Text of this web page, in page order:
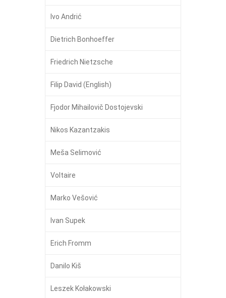
Ivo Andrić
Dietrich Bonhoeffer
Friedrich Nietzsche
Filip David (English)
Fjodor Mihailovič Dostojevski
Nikos Kazantzakis
Meša Selimović
Voltaire
Marko Vešović
Ivan Supek
Erich Fromm
Danilo Kiš
Leszek Kołakowski